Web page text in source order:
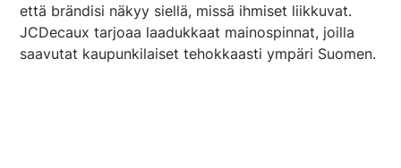
että brändisi näkyy siellä, missä ihmiset liikkuvat.
JCDecaux tarjoaa laadukkaat mainospinnat, joilla
saavutat kaupunkilaiset tehokkaasti ympäri Suomen.